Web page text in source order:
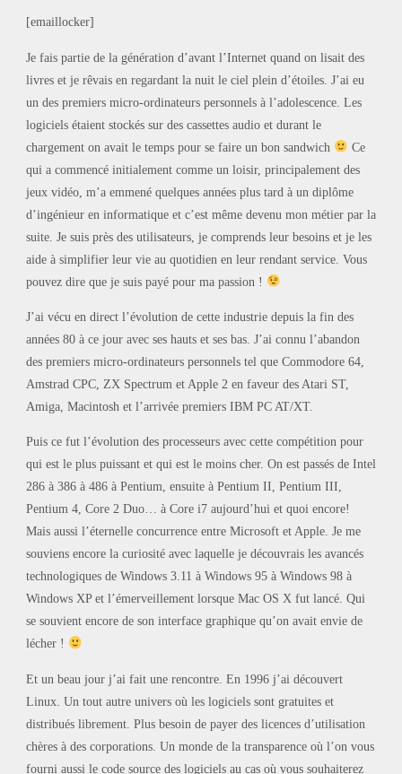
[emaillocker]
Je fais partie de la génération d’avant l’Internet quand on lisait des
livres et je rêvais en regardant la nuit le ciel plein d’étoiles. J’ai eu
un des premiers micro-ordinateurs personnels à l’adolescence. Les
logiciels étaient stockés sur des cassettes audio et durant le
chargement on avait le temps pour se faire un bon sandwich
Ce
qui a commencé initialement comme un loisir, principalement des
jeux vidéo, m’a emmené quelques années plus tard à un diplôme
d’ingénieur en informatique et c’est même devenu mon métier par la
suite. Je suis près des utilisateurs, je comprends leur besoins et je les
aide à simplifier leur vie au quotidien en leur rendant service. Vous
pouvez dire que je suis payé pour ma passion !
J’ai vécu en direct l’évolution de cette industrie depuis la fin des
années 80 à ce jour avec ses hauts et ses bas. J’ai connu l’abandon
des premiers micro-ordinateurs personnels tel que Commodore 64,
Amstrad CPC, ZX Spectrum et Apple 2 en faveur des Atari ST,
Amiga, Macintosh et l’arrivée premiers IBM PC AT/XT.
Puis ce fut l’évolution des processeurs avec cette compétition pour
qui est le plus puissant et qui est le moins cher. On est passés de Intel
286 à 386 à 486 à Pentium, ensuite à Pentium II, Pentium III,
Pentium 4, Core 2 Duo… à Core i7 aujourd’hui et quoi encore!
Mais aussi l’éternelle concurrence entre Microsoft et Apple. Je me
souviens encore la curiosité avec laquelle je découvrais les avancés
technologiques de Windows 3.11 à Windows 95 à Windows 98 à
Windows XP et l’émerveillement lorsque Mac OS X fut lancé. Qui
se souvient encore de son interface graphique qu’on avait envie de
lécher !
Et un beau jour j’ai fait une rencontre. En 1996 j’ai découvert
Linux. Un tout autre univers où les logiciels sont gratuites et
distribués librement. Plus besoin de payer des licences d’utilisation
chères à des corporations. Un monde de la transparence où l’on vous
fourni aussi le code source des logiciels au cas où vous souhaiterez